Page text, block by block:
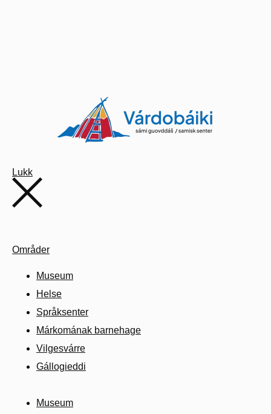
Lukk
Områder
Museum
Helse
Språksenter
Márkomának barnehage
Vilgesvárre
Gállogieddi
Museum